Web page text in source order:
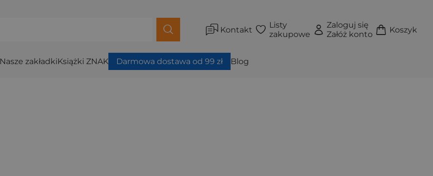
Kontakt
Listy
zakupowe
Zaloguj się
Załóż konto
Koszyk
Nasze zakładkiKsiążki ZNAK Darmowa dostawa od 99 zł Blog